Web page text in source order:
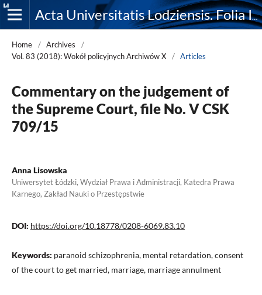
Acta Universitatis Lodziensis. Folia Iuridica
Home / Archives
/
Vol. 83 (2018): Wokół policyjnych Archiwów X
/ Articles
Commentary on the judgement of
the Supreme Court, file No. V CSK
709/15
Anna Lisowska
Uniwersytet Łódzki, Wydział Prawa i Administracji, Katedra Prawa
Karnego, Zakład Nauki o Przestępstwie
DOI: https://doi.org/10.18778/0208-6069.83.10
Keywords: paranoid schizophrenia, mental retardation, consent
of the court to get married, marriage, marriage annulment